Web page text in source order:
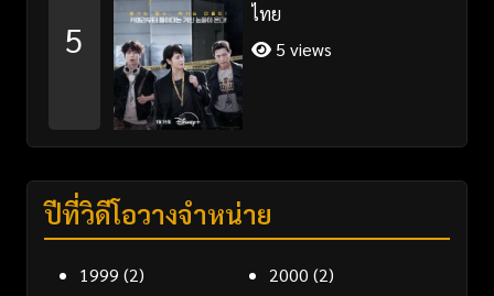
5
ไทย
5 views
ปีที่วิดีโอวางจำหน่าย
1999 (2) 2000 (2)